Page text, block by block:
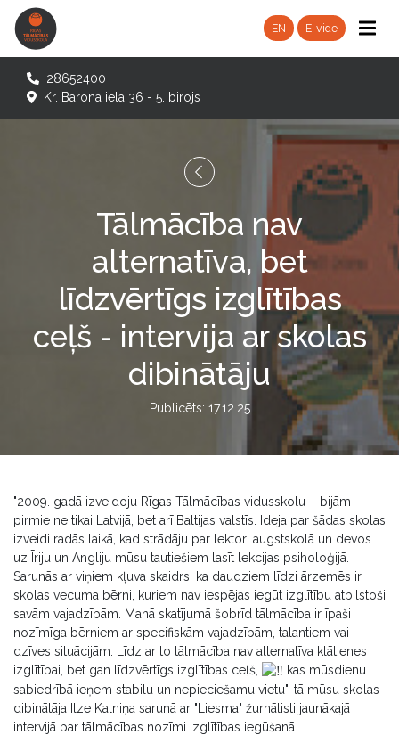
EN E-vide
28652400
Kr. Barona iela 36 - 5. birojs
Tālmācība nav
alternatīva, bet
līdzvērtīgs izglītības
ceļš - intervija ar skolas
dibinātāju
Publicēts: 17.12.25
"2009. gadā izveidoju Rīgas Tālmācības vidusskolu – bijām
pirmie ne tikai Latvijā, bet arī Baltijas valstīs. Ideja par šādas skolas
izveidi radās laikā, kad strādāju par lektori augstskolā un devos
uz Īriju un Angliju mūsu tautiešiem lasīt lekcijas psiholoģijā.
Sarunās ar viņiem kļuva skaidrs, ka daudziem līdzi ārzemēs ir
skolas vecuma bērni, kuriem nav iespējas iegūt izglītību atbilstoši
savām vajadzībām. Manā skatījumā šobrīd tālmācība ir īpaši
nozīmīga bērniem ar specifiskām vajadzībām, talantiem vai
dzīves situācijām. Līdz ar to tālmācība nav alternatīva klātienes
izglītībai, bet gan līdzvērtīgs izglītības ceļš,
kas mūsdienu
sabiedrībā ieņem stabilu un nepieciešamu vietu", tā mūsu skolas
dibinātāja Ilze Kalniņa sarunā ar "Liesma" žurnālisti jaunākajā
intervijā par tālmācības nozīmi izglītības iegūšanā.